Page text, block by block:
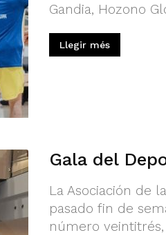
Gandia, Hozono
Llegir més
Gala del
La Asociación de
pasado fin de
número